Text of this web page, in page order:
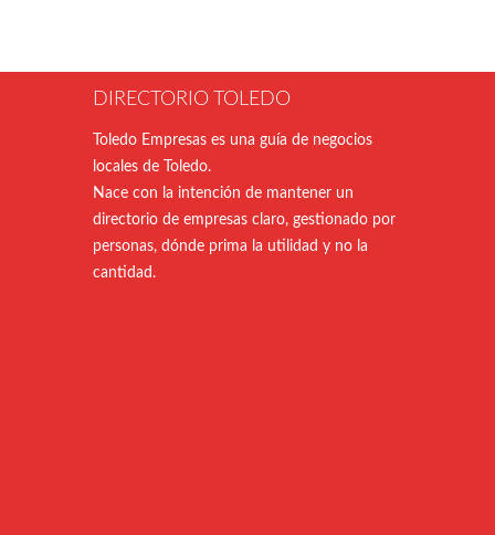
DIRECTORIO TOLEDO
Toledo Empresas es una guía de negocios
locales de Toledo.
Nace con la intención de mantener un
directorio de empresas claro, gestionado por
personas, dónde prima la utilidad y no la
cantidad.